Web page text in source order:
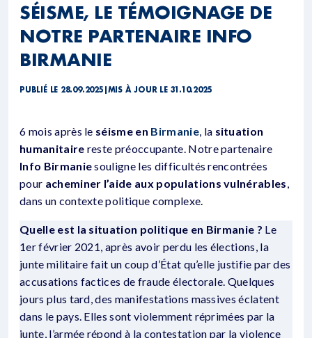
SÉISME, LE TÉMOIGNAGE DE
NOTRE PARTENAIRE INFO
BIRMANIE
PUBLIÉ LE 28.09.2025 |MIS À JOUR LE 31.10.2025
6 mois après le séisme en Birmanie, la situation
humanitaire reste préoccupante. Notre partenaire
Info Birmaniesouligne les difficultés rencontrées
pour acheminer l’aide aux populations vulnérables
dans un contexte politique complexe.
Quelle est la situation politique en Birmanie ? Le
1er février 2021, après avoir perdu les élections, la
junte militaire fait un coup d’État qu’elle justifie par des
accusations factices de fraude électorale. Quelques
jours plus tard, des manifestations massives éclatent
dans le pays. Elles sont violemment réprimées par la
junte, l’armée répond à la contestation par la violence